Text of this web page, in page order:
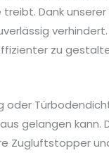
Dank
zu
gelangen kann.
Zugluftstopper